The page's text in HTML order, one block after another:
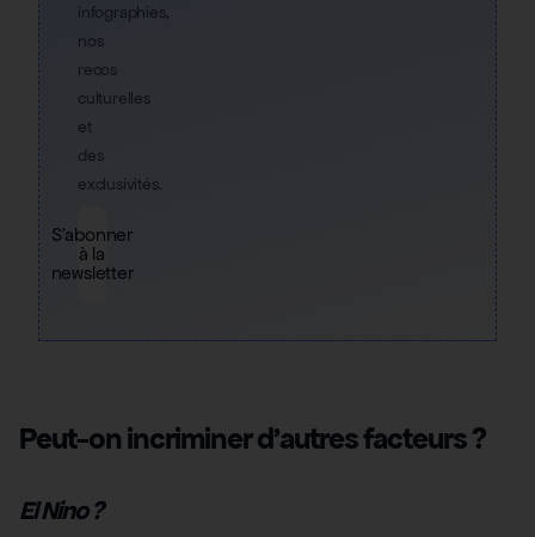
infographies,
nos
recos
culturelles
et
des
exclusivités.
S'abonner
à la
newsletter
Peut-on incriminer d’autres facteurs ?
El Nino ?